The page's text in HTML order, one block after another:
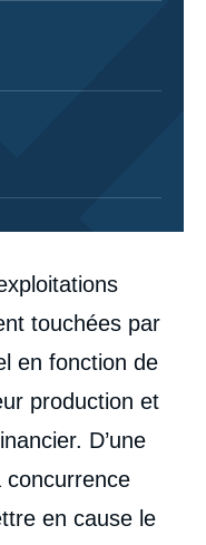
touchées par
en fonction de
production et
D’une
concurrence
en cause le